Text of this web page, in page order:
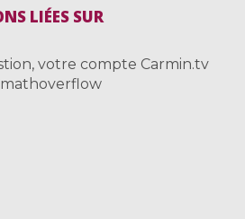
LIÉES SUR
votre compte Carmin.tv